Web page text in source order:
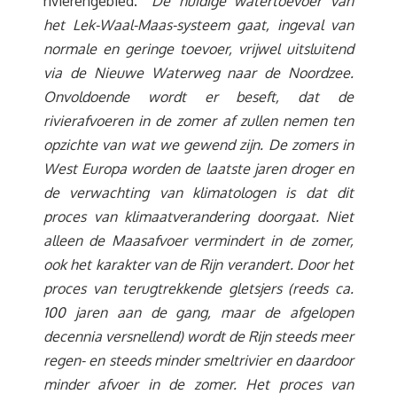
het Lek-Waal-Maas-systeem gaat, ingeval van
normale en geringe toevoer, vrijwel uitsluitend
via de Nieuwe Waterweg naar de Noordzee.
Onvoldoende wordt er beseft, dat de
rivierafvoeren in de zomer af zullen nemen ten
opzichte van wat we gewend zijn. De zomers in
West Europa worden de laatste jaren droger en
de verwachting van klimatologen is dat dit
proces van klimaatverandering doorgaat. Niet
alleen de Maasafvoer vermindert in de zomer,
ook het karakter van de Rijn verandert. Door het
proces van terugtrekkende gletsjers (reeds ca.
100 jaren aan de gang, maar de afgelopen
decennia versnellend) wordt de Rijn steeds meer
regen- en steeds minder smeltrivier en daardoor
minder afvoer in de zomer. Het proces van